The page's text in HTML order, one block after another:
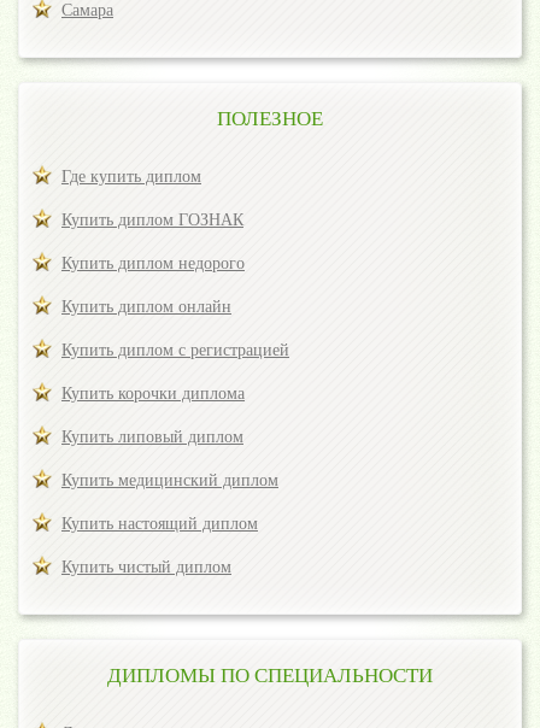
Самара
ПОЛЕЗНОЕ
Где купить диплом
Купить диплом ГОЗНАК
Купить диплом недорого
Купить диплом онлайн
Купить диплом с регистрацией
Купить корочки диплома
Купить липовый диплом
Купить медицинский диплом
Купить настоящий диплом
Купить чистый диплом
ДИПЛОМЫ ПО СПЕЦИАЛЬНОСТИ